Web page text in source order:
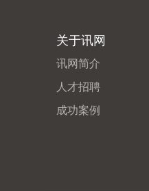
关于讯网
讯网简介
人才招聘
成功案例